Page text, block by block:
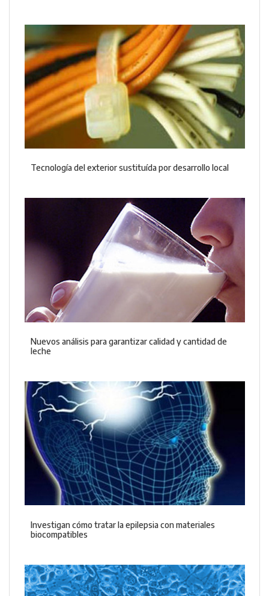
Tecnología del exterior sustituída por desarrollo local
Nuevos análisis para garantizar calidad y cantidad de
leche
Investigan cómo tratar la epilepsia con materiales
biocompatibles